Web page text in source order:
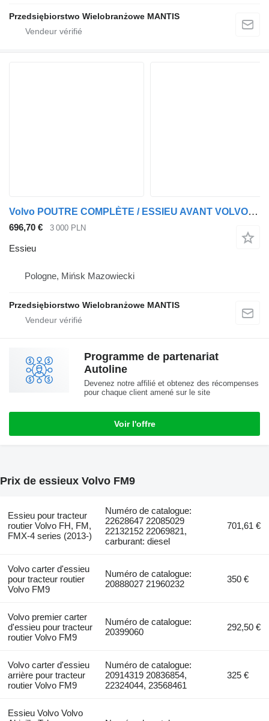
Przedsiębiorstwo Wielobranżowe MANTIS
Volvo POUTRE COMPLÈTE / ESSIEU AVANT VOLVO FH4 EURO 6 LOW DECK / MEGA pour tracteur routier
696,70 € 3 000 PLN
Essieu
Pologne, Mińsk Mazowiecki
Przedsiębiorstwo Wielobranżowe MANTIS
Programme de partenariat
Autoline
Devenez notre affilié et obtenez des récompenses
pour chaque client amené sur le site
Voir l'offre
Prix de essieux Volvo FM9
Essieu pour tracteur
routier Volvo FH, FM,
FMX-4 series (2013-)
Numéro de catalogue:
22628647 22085029
22132152 22069821,
carburant: diesel
701,61 €
Volvo carter d'essieu
pour tracteur routier
Volvo FM9
Numéro de catalogue:
20888027 21960232
350 €
Volvo premier carter
d'essieu pour tracteur
routier Volvo FM9
Numéro de catalogue:
20399060
292,50 €
Volvo carter d'essieu
arrière pour tracteur
routier Volvo FM9
Numéro de catalogue:
20914319 20836854,
22324044, 23568461
325 €
Essieu Volvo Volvo